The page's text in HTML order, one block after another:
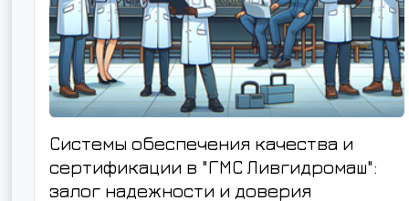
Системы обеспечения качества и
сертификации в "ГМС Ливгидромаш":
залог надежности и доверия